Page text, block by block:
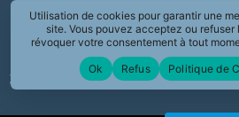
Consultations en
psychologie
Zones desservies en téléconsultation
Utilisation de cookies pour garantir une
site. Vous pouvez acceptez ou refuser
révoquer votre consentement à tout
« Révoquer le consentement » présent
Confidentialité.
Ok Refus Politique de